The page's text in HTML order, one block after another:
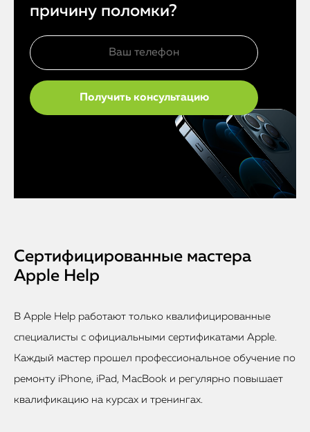
причину поломки?
Сертифицированные мастера
Apple Help
В Apple Help работают только квалифицированные
специалисты с официальными сертификатами Apple.
Каждый мастер прошел профессиональное обучение по
ремонту iPhone, iPad, MacBook и регулярно повышает
квалификацию на курсах и тренингах.